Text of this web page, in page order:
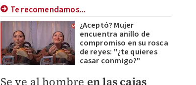
Te recomendamos...
¿Aceptó? Mujer
encuentra anillo de
compromiso en su rosca
de reyes: "¿te quieres
casar conmigo?"
Se ve al hombre en las cajas